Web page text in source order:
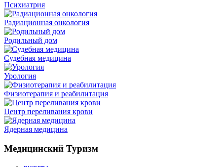
Психиатрия
Радиационная онкология
Родильный дом
Судебная медицина
Урология
Физиотерапия и реабилитация
Центр переливания крови
Ядерная медицина
Медицинский Туризм